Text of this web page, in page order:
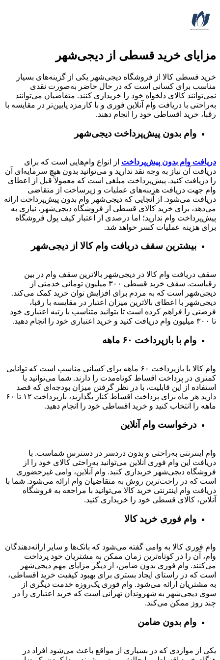
مزایای خرید قسطی از دیجی‌شهر
خرید قسطی کالا از فروشگاه دیجی‌شهر یکی از گزینه‌های بسیار
مناسب برای کسانی است که در حال حاضر به‌صورت نقدی
نمی‌توانند کالای دلخواه خود را خریداری کنند. متقاضیان می‌توانند
به‌راحتی با دریافت وام آنلاین فوری و با کارمزد پایین‌تر در مقایسه با
رقبا، خرید اقساطی خود را انجام دهند.
وام بدون پیش‌پرداخت‌ دیجی‌شهر
دریافت وام بدون پیش‌پرداخت از انواع وام‌هایی است که برای
دریافت آن نیاز به وجه نقد ندارید و می‌توانید بدون هیچ سرمایه‌ای آن
را دریافت کنید. پیش‌پرداخت مبلغی است که معمولاً قبل از اعطای
وام جهت دریافت هزینه‌های عملیات و زیرساخت از متقاضی
دریافت می‌شود. از آنجایی که دیجی‌شهر وام بدون پیش‌پرداخت ارائه
می‌دهد، برای خرید کالای قسطی از فروشگاه دیجی‌شهر، نیازی به
پیش‌پرداخت وام ندارید؛ اما درصدی از اعتبار کیف پول فروشگاه
برای هزینه عملیات کسر خواهد شد.
بیشترین سقف دریافت وام کالا از دیجی‌شهر
سقف دریافت وام کالا در دیجی‌شهر بالاترین سقف وام در بین
رقباست. سقف خرید قسطی ۳۰۰ میلیون تومانی خدمتی از
دیجی‌شهر است که به مردم برای افزایش توان خرید کمک می‌کند.
دیجی‌شهر با اعطای بالاترین میزان اعتبار در مقایسه با رقبا،
فرصتی را فراهم کرده است تا بتوانید متناسب با رتبه اعتباری خود
تا ۳۰۰ میلیون وام دریافت کنید و خرید اعتباری خود را انجام دهید.
وام با بازپرداخت ۶۰ ماهه
وام کالا با بازپرداخت ۶۰ ماهه برای کسانی مناسب است که توانایی
کمتری در پرداخت اقساط کوتاه‌مدت را دارند. شما می‌توانید با
استفاده از این قابلیت، با در نظر گرفتن میزان بودجه‌ای که قصد
دارید هر ماه برای پرداخت اقساط کنار بگذارید، بازپرداخت ۱۲ تا ۶۰
ماهه را انتخاب کنید و خرید اقساطی خود را انجام دهید.
درخواست وام آنلاین
وام اینترنتی به‌راحتی و بدون دردسر در دسترس شماست. با
دریافت این وام فوری آنلاین می‌توانید به‌راحتی کالای خود را از
فروشگاه دیجی‌شهر خریداری کنید. وام آنلاین، وامی غیرحضوری
است که در راحت‌ترین روش به متقاضیان وام ارائه می‌شود. شما با
دریافت وام اینترنتی خرید کالا می‌توانید با مراجعه به فروشگاه
آنلاین، کالای قسطی خود را خریداری کنید.
وام فوری خرید کالا
وام فوری کالا به وامی گفته می‌شود که بانک‌ها و سایر ارائه‌دهندگان
وام، آن را در کوتاه‌ترین زمان ممکن به مشتریان خود پرداخت
می‌کنند. وام فوری بدون ضامن، از دیگر مزایای مهم دیجی‌شهر
است که در راستای ایجاد بستری برای بهبود کیفیت خرید اقساطی،
به مشتریان ارائه می‌شود. وام فوری یک‌روزه خدمت دیگری از
سوی دیجی‌شهر به شهروندان تهرانی است که خرید اعتباری را در
چند روز ممکن می‌کند.
وام بدون ضامن
یکی از مواردی که در بسیاری از مواقع باعث می‌شود افراد در